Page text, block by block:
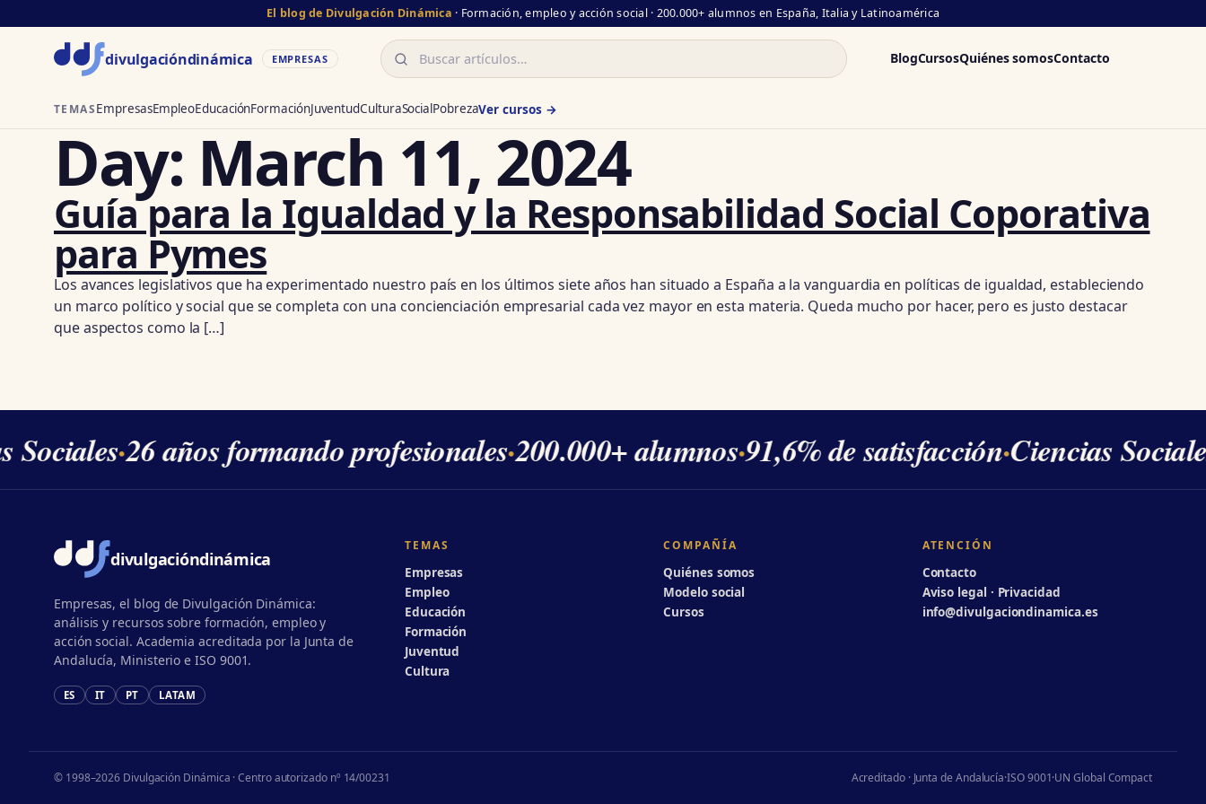
El blog de Divulgación Dinámica · Formación, empleo y acción social · 200.000+ alumnos en España, Italia y Latinoamérica
divulgacióndinámica EMPRESAS Buscar BlogCursosQuiénes somosContacto
TEMASEmpresasEmpleoEducaciónFormaciónJuventudCulturaSocialPobrezaVer cursos →
Day: March 11, 2024
Guía para la Igualdad y la Responsabilidad Social Coporativa
para Pymes
Los avances legislativos que ha experimentado nuestro país en los últimos siete años han situado a España a la vanguardia en políticas de igualdad, estableciendo
un marco político y social que se completa con una concienciación empresarial cada vez mayor en esta materia. Queda mucho por hacer, pero es justo destacar
que aspectos como la […]
Sociales·26 años formando profesionales·200.000+ alumnos·91,6% de satisfacción·Ciencias
divulgacióndinámica
Empresas, el blog de Divulgación Dinámica:
análisis y recursos sobre formación, empleo y
acción social. Academia acreditada por la Junta de
Andalucía, Ministerio e ISO 9001.
ES IT PT LATAM
TEMAS
Empresas
Empleo
Educación
Formación
Juventud
Cultura
COMPAÑÍA
Quiénes somos
Modelo social
Cursos
ATENCIÓN
Contacto
Aviso legal · Privacidad
info@divulgaciondinamica.es
© 1998–2026 Divulgación Dinámica · Centro autorizado nº 14/00231 Acreditado · Junta de Andalucía·ISO 9001·UN Global Compact